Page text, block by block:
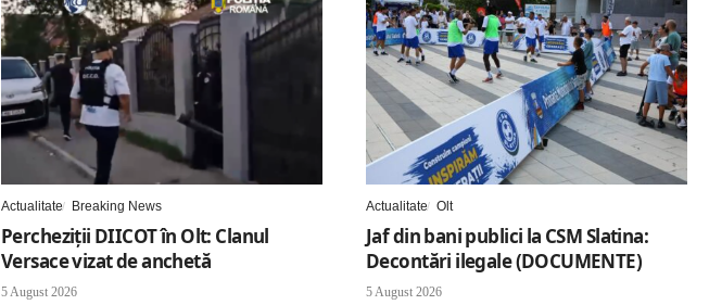
Actualitate Breaking News
Percheziții DIICOT în Olt: Clanul
Versace vizat de anchetă
5 August 2026
Actualitate Olt
Jaf din bani publici la CSM Slatina:
Decontări ilegale (DOCUMENTE)
5 August 2026